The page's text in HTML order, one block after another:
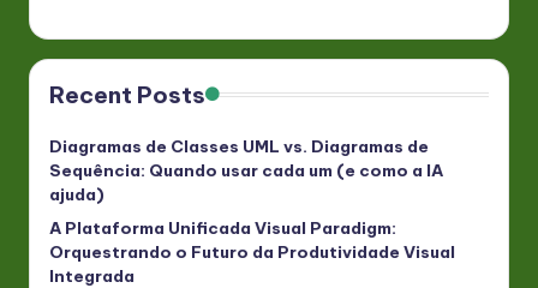
Recent Posts
Diagramas de Classes UML vs. Diagramas de
Sequência: Quando usar cada um (e como a IA
ajuda)
A Plataforma Unificada Visual Paradigm:
Orquestrando o Futuro da Produtividade Visual
Integrada